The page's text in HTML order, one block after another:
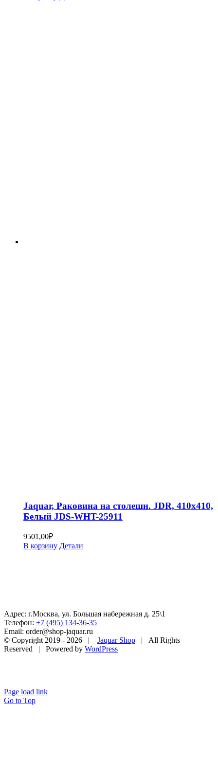
Jaquar, Раковина на столешн. JDR, 410х410,
Белый JDS-WHT-25911
9501,00₽
В корзину Детали
Адрес: г.Москва, ул. Большая набережная д. 25\1
Телефон: +7 (495) 134-36-35
Email: order@shop-jaquar.ru
© Copyright 2019 - 2026 | Jaquar Shop | All Rights
Reserved | Powered by WordPress
Page load link
Go to Top